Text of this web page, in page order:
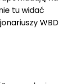
tu widać
WBD